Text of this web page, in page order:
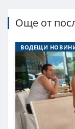
Още от
ВОДЕЩИ